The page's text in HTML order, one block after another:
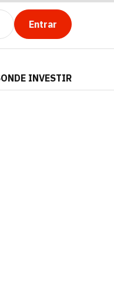
Entrar
ONDE INVESTIR